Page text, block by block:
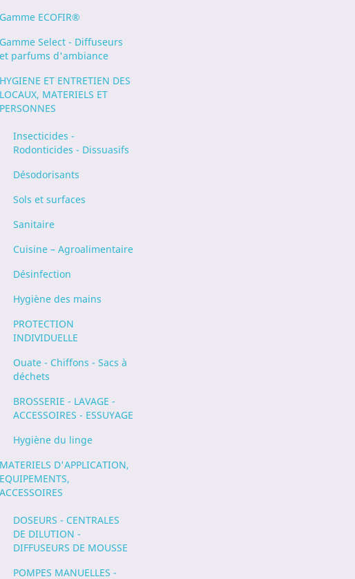
Gamme ECOFIR®
Gamme Select - Diffuseurs
et parfums d'ambiance
HYGIENE ET ENTRETIEN DES
LOCAUX, MATERIELS ET
PERSONNES
Insecticides -
Rodonticides - Dissuasifs
Désodorisants
Sols et surfaces
Sanitaire
Cuisine – Agroalimentaire
Désinfection
Hygiène des mains
PROTECTION
INDIVIDUELLE
Ouate - Chiffons - Sacs à
déchets
BROSSERIE - LAVAGE -
ACCESSOIRES - ESSUYAGE
Hygiène du linge
MATERIELS D'APPLICATION,
EQUIPEMENTS,
ACCESSOIRES
DOSEURS - CENTRALES
DE DILUTION -
DIFFUSEURS DE MOUSSE
POMPES MANUELLES -